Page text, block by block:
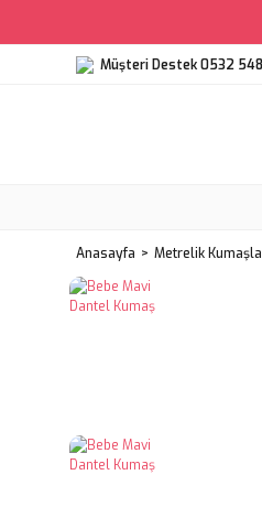
Müşteri Destek 0532
Anasayfa Metrelik